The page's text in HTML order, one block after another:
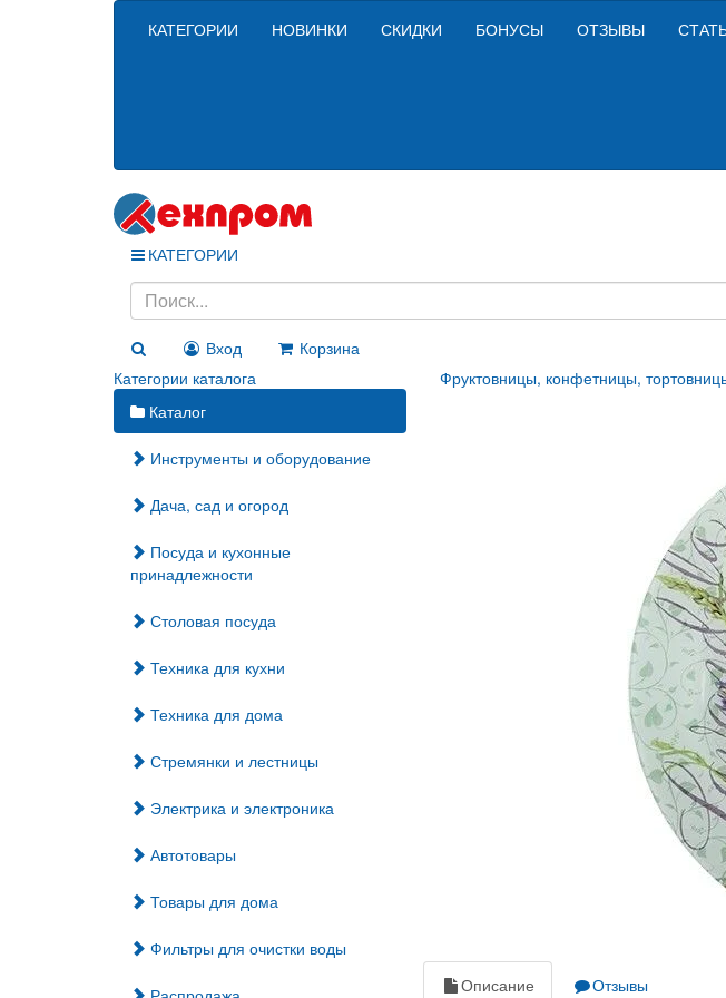
КАТЕГОРИИ НОВИНКИ СКИДКИ БОНУСЫ ОТЗЫВЫ
КАТЕГОРИИ
Вход
Корзина
Категории каталога
Каталог
Инструменты и оборудование
Дача, сад и огород
Посуда и кухонные
принадлежности
Столовая посуда
Техника для кухни
Техника для дома
Стремянки и лестницы
Электрика и электроника
Автотовары
Товары для дома
Фильтры для очистки воды
Фруктовницы, конфетницы,
Описание Отзывы